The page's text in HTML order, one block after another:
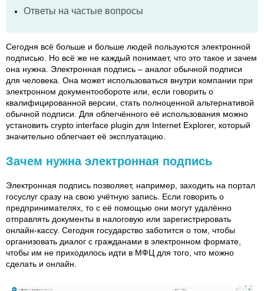
Ответы на частые вопросы
Сегодня всё больше и больше людей пользуются электронной
подписью. Но всё же не каждый понимает, что это такое и зачем
она нужна. Электронная подпись – аналог обычной подписи
для человека. Она может использоваться внутри компании при
электронном документообороте или, если говорить о
квалифицированной версии, стать полноценной альтернативой
обычной подписи. Для облегчённого её использования можно
установить crypto interface plugin для Internet Explorer, который
значительно облегчает её эксплуатацию.
Зачем нужна электронная подпись
Электронная подпись позволяет, например, заходить на портал
госуслуг сразу на свою учётную запись. Если говорить о
предпринимателях, то с её помощью они могут удалённо
отправлять документы в налоговую или зарегистрировать
онлайн-кассу. Сегодня государство заботится о том, чтобы
организовать диалог с гражданами в электронном формате,
чтобы им не приходилось идти в МФЦ для того, что можно
сделать и онлайн.